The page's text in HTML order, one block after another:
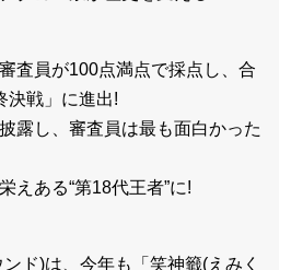
査員が100点満点で採点し、合
決戦」に進出!
露し、審査員は最も面白かった
えある“第18代王者”に!
ド)は、今年も「笑神籤(えみく